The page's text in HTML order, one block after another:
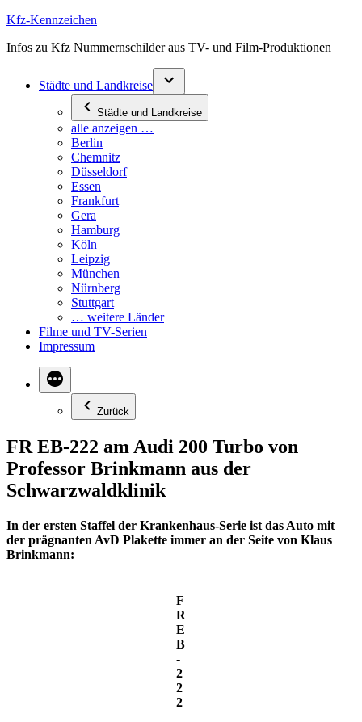
Zum
springen
Kfz-Kennzeichen
Infos zu Kfz Nummernschilder aus TV- und Film-Produktionen
Städte und Landkreise
Städte und Landkreise
alle anzeigen …
Berlin
Chemnitz
Düsseldorf
Essen
Frankfurt
Gera
Hamburg
Köln
Leipzig
München
Nürnberg
Stuttgart
… weitere Länder
Filme und TV-Serien
Impressum
Zurück
FR EB-222 am Audi 200 Turbo von
Professor Brinkmann aus der
Schwarzwaldklinik
In der ersten Staffel der Krankenhaus-Serie ist das Auto mit
der prägnanten AvD Plakette immer an der Seite von Klaus
Brinkmann:
F
R
E
B
-
2
2
2